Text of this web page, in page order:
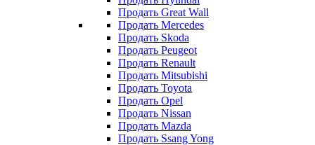
Продать Great Wall
Продать Mercedes
Продать Skoda
Продать Peugeot
Продать Renault
Продать Mitsubishi
Продать Toyota
Продать Opel
Продать Nissan
Продать Mazda
Продать Ssang Yong